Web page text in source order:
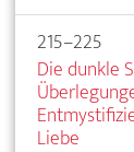
215–225
Die dunkle
Liebe